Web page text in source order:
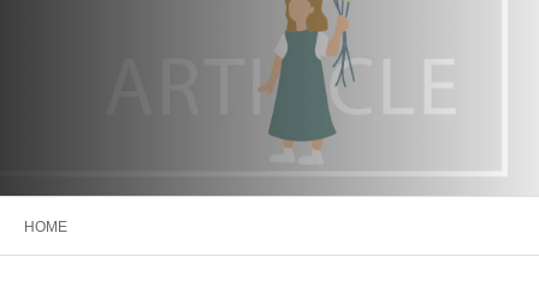
HOME